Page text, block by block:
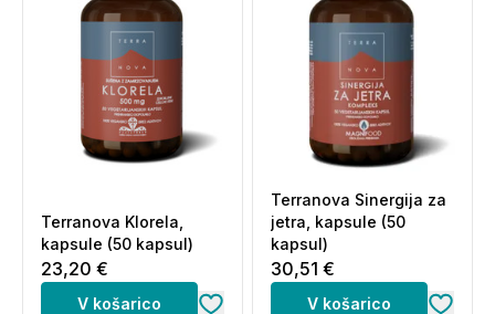
Terranova Klorela,
kapsule (50 kapsul)
23,20 €
V košarico
Terranova Sinergija za
jetra, kapsule (50
kapsul)
30,51 €
V košarico